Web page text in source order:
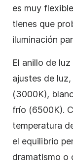
es muy
tienes que
iluminación
El anillo de
ajustes de
(3000K),
frío (6500K).
temperatura
el equilibrio
dramatismo o